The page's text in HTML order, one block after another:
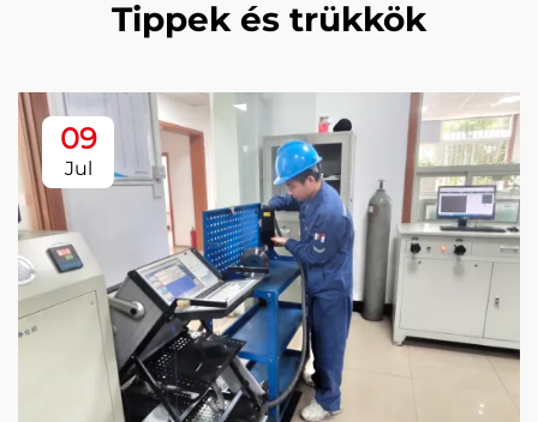
Tippek és trükkök
09
Jul